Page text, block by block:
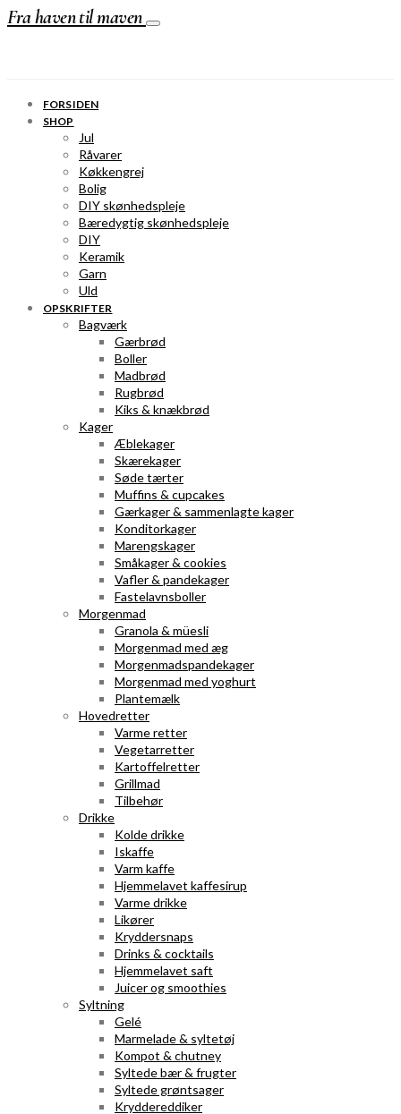
Fra haven til maven
FORSIDEN
SHOP
Jul
Råvarer
Køkkengrej
Bolig
DIY skønhedspleje
Bæredygtig skønhedspleje
DIY
Keramik
Garn
Uld
OPSKRIFTER
Bagværk
Gærbrød
Boller
Madbrød
Rugbrød
Kiks & knækbrød
Kager
Æblekager
Skærekager
Søde tærter
Muffins & cupcakes
Gærkager & sammenlagte kager
Konditorkager
Marengskager
Småkager & cookies
Vafler & pandekager
Fastelavnsboller
Morgenmad
Granola & müesli
Morgenmad med æg
Morgenmadspandekager
Morgenmad med yoghurt
Plantemælk
Hovedretter
Varme retter
Vegetarretter
Kartoffelretter
Grillmad
Tilbehør
Drikke
Kolde drikke
Iskaffe
Varm kaffe
Hjemmelavet kaffesirup
Varme drikke
Likører
Kryddersnaps
Drinks & cocktails
Hjemmelavet saft
Juicer og smoothies
Syltning
Gelé
Marmelade & syltetøj
Kompot & chutney
Syltede bær & frugter
Syltede grøntsager
Kryddereddiker